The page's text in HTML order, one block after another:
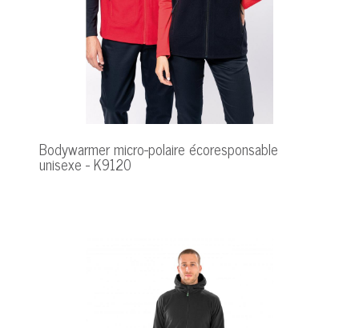
Bodywarmer micro-polaire écoresponsable
unisexe - K9120